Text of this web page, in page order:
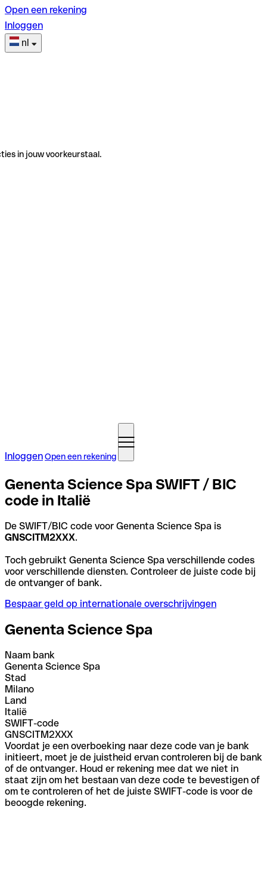
Open een rekening
Inloggen
nl
in jouw voorkeurstaal.
InloggenOpen een rekening
Genenta Science Spa SWIFT / BIC
code in Italië
De SWIFT/BIC code voor Genenta Science Spa is
GNSCITM2XXX.
Toch gebruikt Genenta Science Spa verschillende codes
voor verschillende diensten. Controleer de juiste code bij
de ontvanger of bank.
Bespaar geld op internationale overschrijvingen
Genenta Science Spa
Naam bank
Genenta Science Spa
Stad
Milano
Land
Italië
SWIFT-code
GNSCITM2XXX
Voordat je een overboeking naar deze code van je bank
initieert, moet je de juistheid ervan controleren bij de bank
of de ontvanger. Houd er rekening mee dat we niet in
staat zijn om het bestaan van deze code te bevestigen of
om te controleren of het de juiste SWIFT-code is voor de
beoogde rekening.